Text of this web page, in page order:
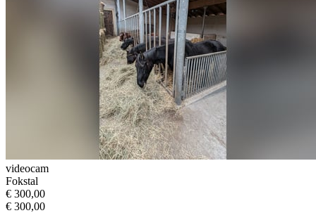
videocam
Fokstal
€ 300,00
€ 300,00